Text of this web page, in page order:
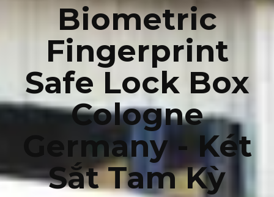
Biometric
Fingerprint
Safe Lock Box
Cologne
Germany - Két
Sắt Tam Kỳ